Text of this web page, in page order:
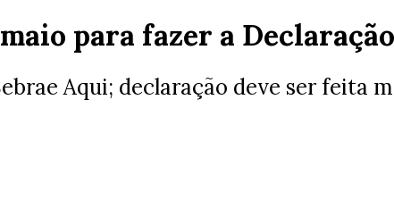
para fazer a
Aqui; declaração deve ser feita